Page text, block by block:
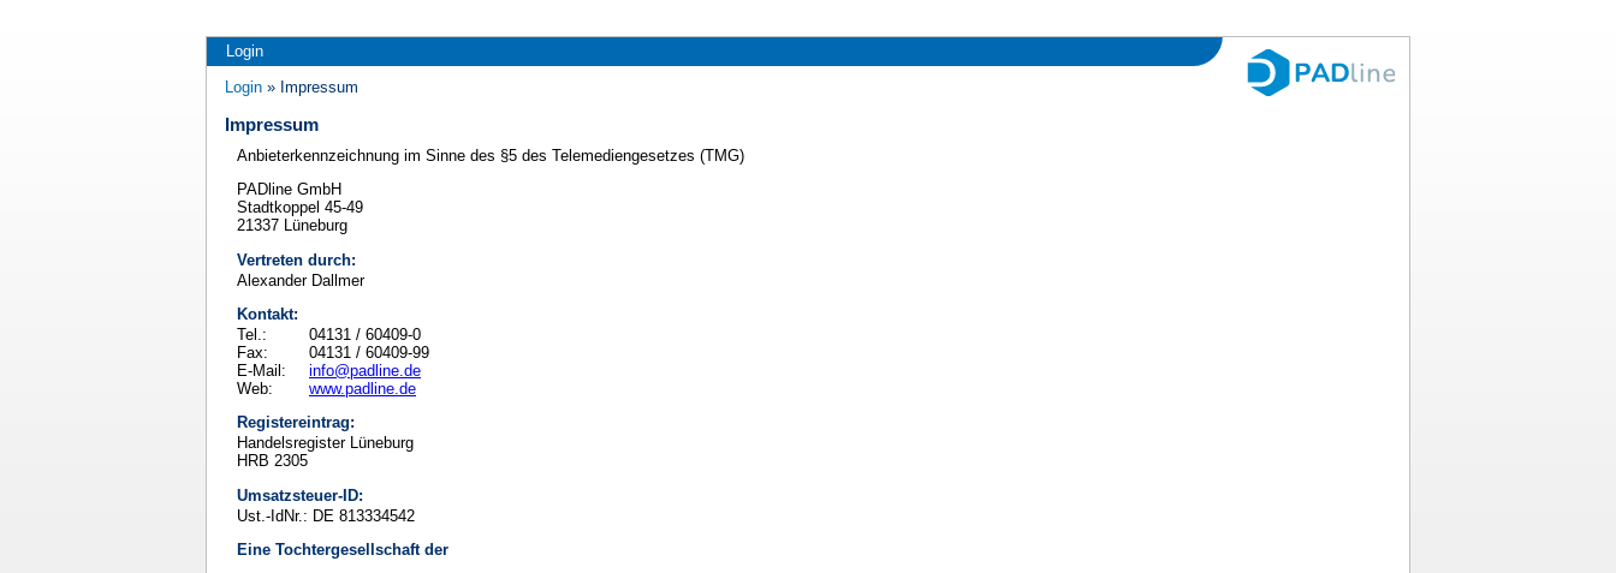
Login
Login » Impressum
Impressum
Anbieterkennzeichnung im Sinne des §5 des Telemediengesetzes (TMG)
PADline GmbH
Stadtkoppel 45-49
21337 Lüneburg
Vertreten durch:
Alexander Dallmer
Kontakt:
Tel.:
04131 / 60409-0
Fax:
04131 / 60409-99
E-Mail:
info@padline.de
Web:
www.padline.de
Registereintrag:
Handelsregister Lüneburg
HRB 2305
Umsatzsteuer-ID:
Ust.-IdNr.: DE 813334542
Eine Tochtergesellschaft der